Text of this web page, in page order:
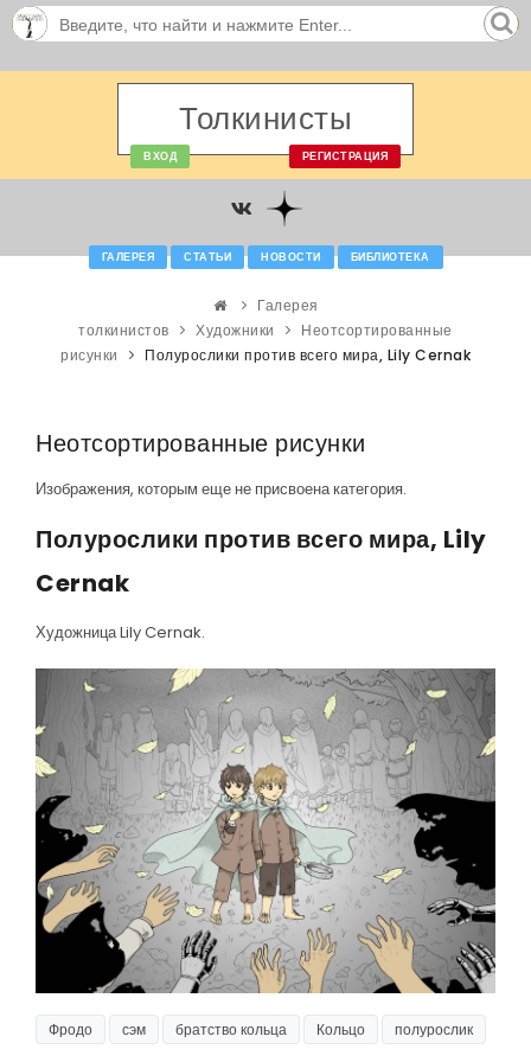
Толкинисты
ВХОД РЕГИСТРАЦИЯ
ГАЛЕРЕЯ СТАТЬИ НОВОСТИ БИБЛИОТЕКА
Галерея
толкинистов
Художники
Неотсортированные
рисунки
Полурослики против всего мира, Lily Cernak
Неотсортированные рисунки
Изображения, которым еще не присвоена категория.
Полурослики против всего мира, Lily
Cernak
Художница Lily Cernak.
Фродо сэм братство кольца Кольцо полурослик